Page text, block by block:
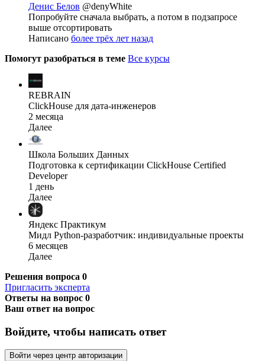
Денис Белов @denyWhite
Попробуйте сначала выбрать, а потом в подзапросе
выше отсортировать
Написано более трёх лет назад
Помогут разобраться в теме Все курсы
REBRAIN
ClickHouse для дата-инженеров
2 месяца
Далее
Школа Больших Данных
Подготовка к сертификации ClickHouse Certified
Developer
1 день
Далее
Яндекс Практикум
Мидл Python-разработчик: индивидуальные проекты
6 месяцев
Далее
Решения вопроса 0
Пригласить эксперта
Ответы на вопрос 0
Ваш ответ на вопрос
Войдите, чтобы написать ответ
Войти через центр авторизации